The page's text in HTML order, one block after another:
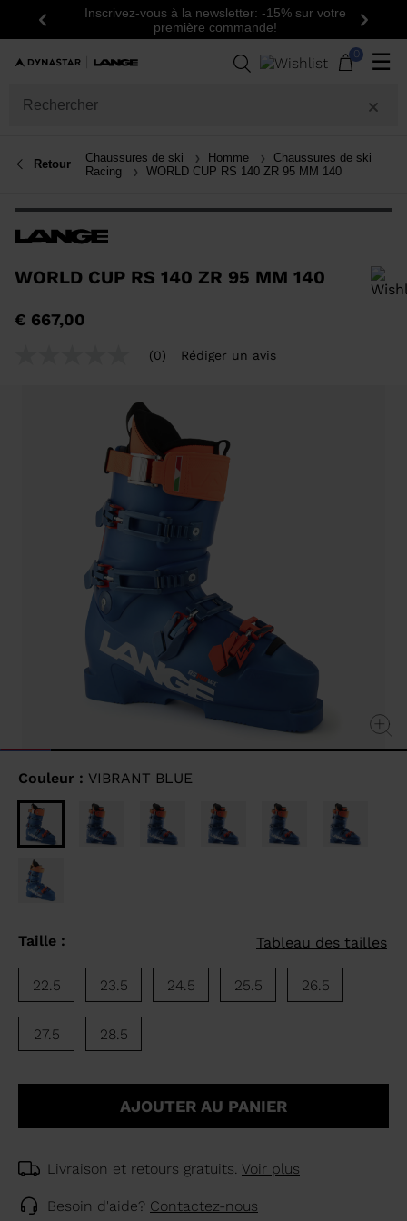
Précédent
Inscrivez-vous à la newsletter: -15% sur votre
première commande!
0 ☰
Retour Chaussures de ski Homme
Chaussures de ski
Racing
WORLD CUP RS 140 ZR 95 MM 140
WORLD CUP RS 140 ZR 95 MM 140
taille
€ 667,00
(0) Rédiger un avis
Couleur : VIBRANT BLUE
Taille : Tableau des tailles
22.5 23.5 24.5 25.5 26.5
27.5 28.5
AJOUTER AU PANIER
Livraison et retours gratuits. Voir plus
Besoin d'aide? Contactez-nous